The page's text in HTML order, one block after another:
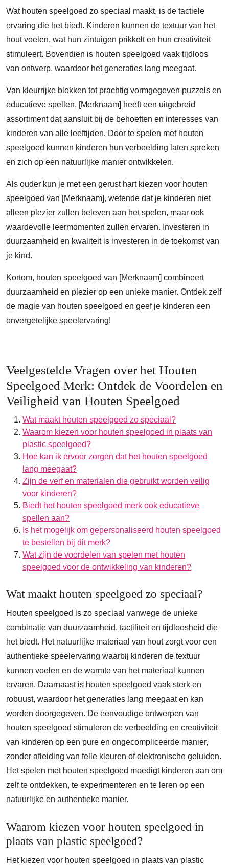
Wat houten speelgoed zo speciaal maakt, is de tactiele
ervaring die het biedt. Kinderen kunnen de textuur van het
hout voelen, wat hun zintuigen prikkelt en hun creativiteit
stimuleert. Bovendien is houten speelgoed vaak tijdloos
van ontwerp, waardoor het generaties lang meegaat.
Van kleurrijke blokken tot prachtig vormgegeven puzzels en
educatieve spellen, [Merknaam] heeft een uitgebreid
assortiment dat aansluit bij de behoeften en interesses van
kinderen van alle leeftijden. Door te spelen met houten
speelgoed kunnen kinderen hun verbeelding laten spreken
en zich op een natuurlijke manier ontwikkelen.
Als ouder kun je met een gerust hart kiezen voor houten
speelgoed van [Merknaam], wetende dat je kinderen niet
alleen plezier zullen beleven aan het spelen, maar ook
waardevolle leermomenten zullen ervaren. Investeren in
duurzaamheid en kwaliteit is investeren in de toekomst van
je kind.
Kortom, houten speelgoed van [Merknaam] combineert
duurzaamheid en plezier op een unieke manier. Ontdek zelf
de magie van houten speelgoed en geef je kinderen een
onvergetelijke speelervaring!
Veelgestelde Vragen over het Houten
Speelgoed Merk: Ontdek de Voordelen en
Veiligheid van Houten Speelgoed
Wat maakt houten speelgoed zo speciaal?
Waarom kiezen voor houten speelgoed in plaats van
plastic speelgoed?
Hoe kan ik ervoor zorgen dat het houten speelgoed
lang meegaat?
Zijn de verf en materialen die gebruikt worden veilig
voor kinderen?
Biedt het houten speelgoed merk ook educatieve
spellen aan?
Is het mogelijk om gepersonaliseerd houten speelgoed
te bestellen bij dit merk?
Wat zijn de voordelen van spelen met houten
speelgoed voor de ontwikkeling van kinderen?
Wat maakt houten speelgoed zo speciaal?
Houten speelgoed is zo speciaal vanwege de unieke
combinatie van duurzaamheid, tactiliteit en tijdloosheid die
het biedt. Het natuurlijke materiaal van hout zorgt voor een
authentieke speelervaring waarbij kinderen de textuur
kunnen voelen en de warmte van het materiaal kunnen
ervaren. Daarnaast is houten speelgoed vaak sterk en
robuust, waardoor het generaties lang meegaat en kan
worden doorgegeven. De eenvoudige ontwerpen van
houten speelgoed stimuleren de verbeelding en creativiteit
van kinderen op een pure en ongecompliceerde manier,
zonder afleiding van felle kleuren of elektronische geluiden.
Het spelen met houten speelgoed moedigt kinderen aan om
zelf te ontdekken, te experimenteren en te leren op een
natuurlijke en authentieke manier.
Waarom kiezen voor houten speelgoed in
plaats van plastic speelgoed?
Het kiezen voor houten speelgoed in plaats van plastic